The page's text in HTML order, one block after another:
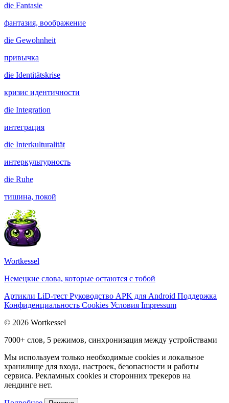
die Fantasie
фантазия, воображение
die Gewohnheit
привычка
die Identitätskrise
кризис идентичности
die Integration
интеграция
die Interkulturalität
интеркультурность
die Ruhe
тишина, покой
Wortkessel
Немецкие слова, которые остаются с тобой
Артикли LiD-тест Руководство APK для Android Поддержка
Конфиденциальность Cookies Условия Impressum
© 2026 Wortkessel
7000+ слов, 5 режимов, синхронизация между устройствами
Мы используем только необходимые cookies и локальное
хранилище для входа, настроек, безопасности и работы
сервиса. Рекламных cookies и сторонних трекеров на
лендинге нет.